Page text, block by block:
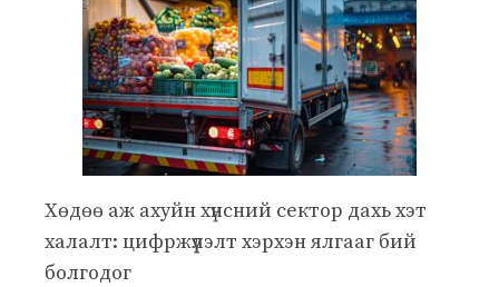
Хөдөө аж ахуйн хүнсний сектор дахь хэт
халалт: цифржүүлэлт хэрхэн ялгааг бий
болгодог